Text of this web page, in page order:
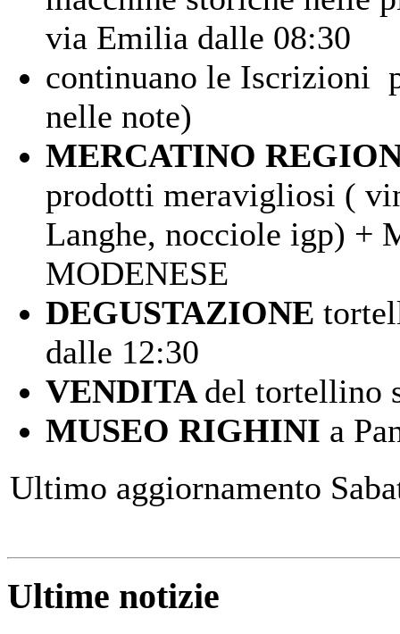
via Emilia dalle 08:30
continuano le Iscrizioni
nelle note)
MERCATINO
prodotti meravigliosi (
Langhe, nocciole igp) +
MODENESE
DEGUSTAZIONE
dalle 12:30
VENDITA del tortellino
MUSEO RIGHINI a
Ultimo aggiornamento
Ultime notizie